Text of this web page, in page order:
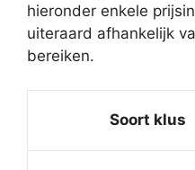
hieronder enkele
uiteraard afhankelijk
bereiken.
Soort klus